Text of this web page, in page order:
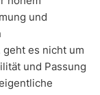
und
es nicht um
und Passung